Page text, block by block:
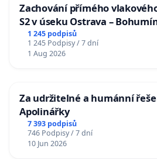
Zachování přímého
S2 v úseku Ostrava –
u Jablunkova
1 245 podpisů
1 245 Podpisy / 7 dní
1 Aug 2026
Za udržitelné a humánní
Apolinářky
7 393 podpisů
746 Podpisy / 7 dní
10 Jun 2026